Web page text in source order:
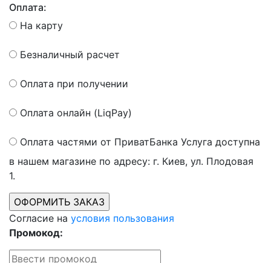
Оплата:
На карту
Безналичный расчет
Оплата при получении
Оплата онлайн (LiqPay)
Оплата частями от ПриватБанка Услуга доступна
в нашем магазине по адресу: г. Киев, ул. Плодовая
1.
Согласие на условия пользования
Промокод: